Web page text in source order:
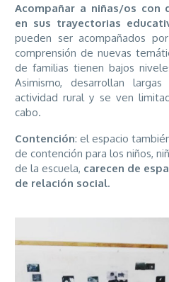
Acompañar a niñas/os con
en sus trayectorias
pueden ser acompañados
comprensión de nuevas
de familias tienen bajos
Asimismo, desarrollan
actividad rural y se ven
cabo.
Contención: el espacio
de contención para los niños,
de la escuela, carecen de
de relación social.